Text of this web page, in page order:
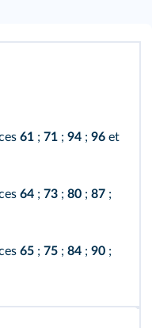
61 ; 71 ; 94 ; 96 et
64 ; 73 ; 80 ; 87 ;
65 ; 75 ; 84 ; 90 ;